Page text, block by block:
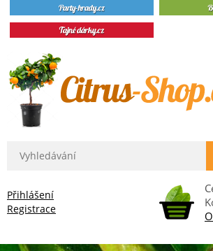
Přihlášení
Registrace